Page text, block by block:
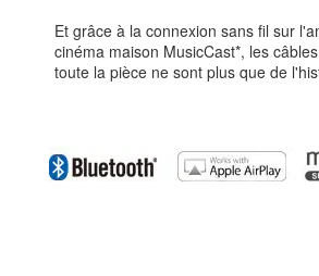
Et grâce à la connexion sans fil sur
cinéma maison MusicCast*, les
toute la pièce ne sont plus que de